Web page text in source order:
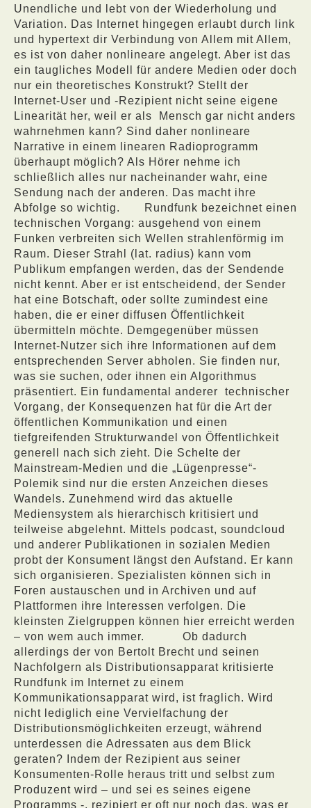
Unendliche und lebt von der Wiederholung und
Variation. Das Internet hingegen erlaubt durch link
und hypertext dir Verbindung von Allem mit Allem,
es ist von daher nonlineare angelegt. Aber ist das
ein taugliches Modell für andere Medien oder doch
nur ein theoretisches Konstrukt? Stellt der
Internet-User und -Rezipient nicht seine eigene
Linearität her, weil er als
Mensch gar nicht anders
wahrnehmen kann? Sind daher nonlineare
Narrative in einem linearen Radioprogramm
überhaupt möglich? Als Hörer nehme ich
schließlich alles nur nacheinander wahr, eine
Sendung nach der anderen. Das macht ihre
Abfolge so wichtig.
Rundfunk bezeichnet einen
technischen Vorgang: ausgehend von einem
Funken verbreiten sich Wellen strahlenförmig im
Raum. Dieser Strahl (lat. radius) kann vom
Publikum empfangen werden, das der Sendende
nicht kennt. Aber er ist entscheidend, der Sender
hat eine Botschaft, oder sollte zumindest eine
haben, die er einer diffusen Öffentlichkeit
übermitteln möchte. Demgegenüber müssen
Internet-Nutzer sich ihre Informationen auf dem
entsprechenden Server abholen. Sie finden nur,
was sie suchen, oder ihnen ein Algorithmus
präsentiert. Ein fundamental anderer
technischer
Vorgang, der Konsequenzen hat für die Art der
öffentlichen Kommunikation und einen
tiefgreifenden Strukturwandel von Öffentlichkeit
generell nach sich zieht. Die Schelte der
Mainstream-Medien und die „Lügenpresse“-
Polemik sind nur die ersten Anzeichen dieses
Wandels. Zunehmend wird das aktuelle
Mediensystem als hierarchisch kritisiert und
teilweise abgelehnt. Mittels podcast, soundcloud
und anderer Publikationen in sozialen Medien
probt der Konsument längst den Aufstand. Er kann
sich organisieren. Spezialisten können sich in
Foren austauschen und in Archiven und auf
Plattformen ihre Interessen verfolgen. Die
kleinsten Zielgruppen können hier erreicht werden
– von wem auch immer.
Ob dadurch
allerdings der von Bertolt Brecht und seinen
Nachfolgern als Distributionsapparat kritisierte
Rundfunk im Internet zu einem
Kommunikationsapparat wird, ist fraglich. Wird
nicht lediglich eine Vervielfachung der
Distributionsmöglichkeiten erzeugt, während
unterdessen die Adressaten aus dem Blick
geraten? Indem der Rezipient aus seiner
Konsumenten-Rolle heraus tritt und selbst zum
Produzent wird – und sei es seines eigene
Programms -, rezipiert er oft nur noch das, was er